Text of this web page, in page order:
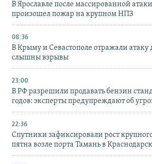
В Ярославле после массированной
произошел пожар на крупном НПЗ
08:36
В Крыму и Севастополе отражали атаку
слышны взрывы
23:00
В РФ разрешили продавать бензин
годов: эксперты предупреждают об
22:36
Спутники зафиксировали рост
пятна возле порта Тамань в